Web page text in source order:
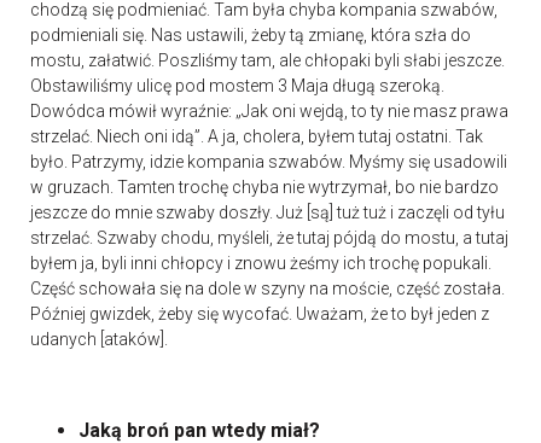
chodzą się podmieniać. Tam była chyba kompania szwabów,
podmieniali się. Nas ustawili, żeby tą zmianę, która szła do
mostu, załatwić. Poszliśmy tam, ale chłopaki byli słabi jeszcze.
Obstawiliśmy ulicę pod mostem 3 Maja długą szeroką.
Dowódca mówił wyraźnie: „Jak oni wejdą, to ty nie masz prawa
strzelać. Niech oni idą”. A ja, cholera, byłem tutaj ostatni. Tak
było. Patrzymy, idzie kompania szwabów. Myśmy się usadowili
w gruzach. Tamten trochę chyba nie wytrzymał, bo nie bardzo
jeszcze do mnie szwaby doszły. Już [są] tuż tuż i zaczęli od tyłu
strzelać. Szwaby chodu, myśleli, że tutaj pójdą do mostu, a tutaj
byłem ja, byli inni chłopcy i znowu żeśmy ich trochę popukali.
Część schowała się na dole w szyny na moście, część została.
Później gwizdek, żeby się wycofać. Uważam, że to był jeden z
udanych [ataków].
Jaką broń pan wtedy miał?